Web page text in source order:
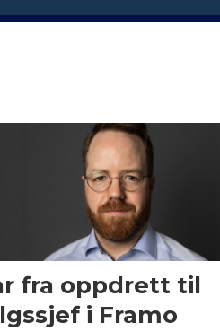
fra oppdrett til
i Framo